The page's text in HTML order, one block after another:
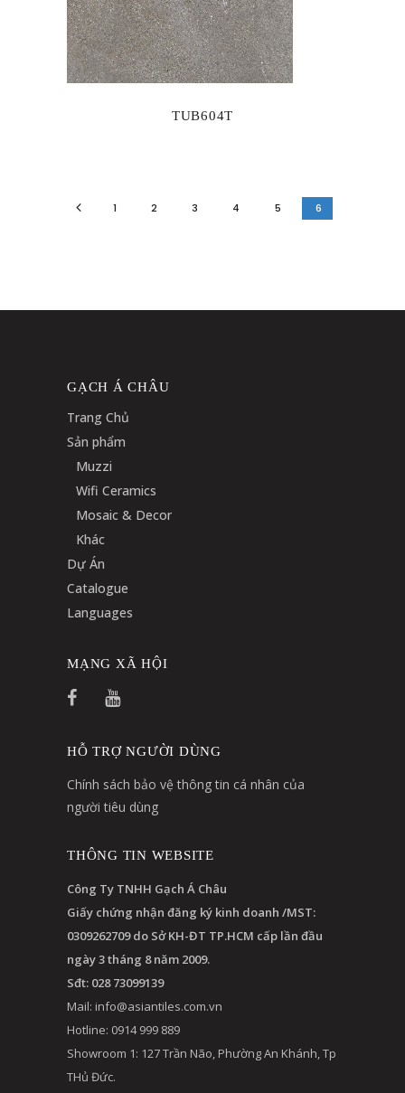
TUB604T
1 2 3 4 5 6
GẠCH Á CHÂU
Trang Chủ
Sản phẩm
Muzzi
Wifi Ceramics
Mosaic & Decor
Khác
Dự Án
Catalogue
Languages
MẠNG XÃ HỘI
HỖ TRỢ NGƯỜI DÙNG
Chính sách bảo vệ thông tin cá nhân của
người tiêu dùng
THÔNG TIN WEBSITE
Công Ty TNHH Gạch Á Châu
Giấy chứng nhận đăng ký kinh doanh /MST:
0309262709 do Sở KH-ĐT TP.HCM cấp lần đầu
ngày 3 tháng 8 năm 2009.
Sđt: 028 73099139
Mail: info@asiantiles.com.vn
Hotline: 0914 999 889
Showroom 1: 127 Trần Não, Phường An Khánh, Tp
THủ Đức.